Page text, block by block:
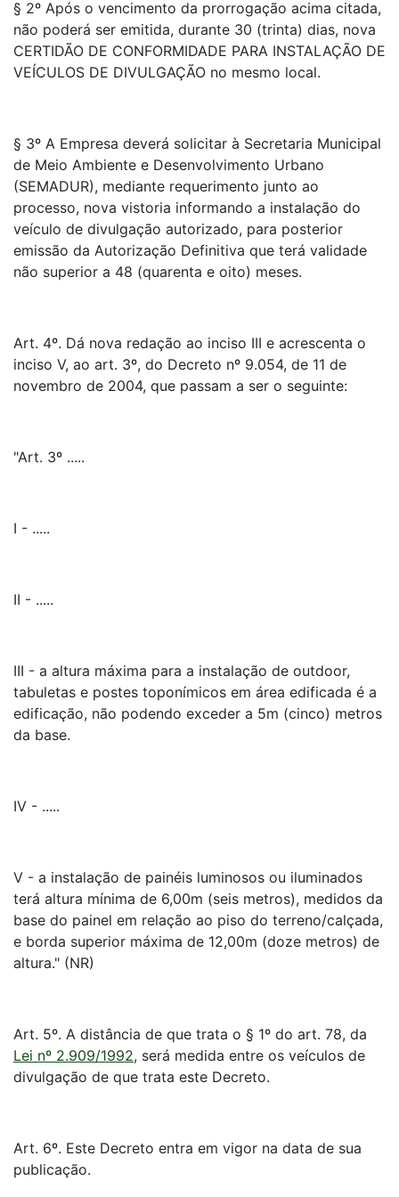
§ 2º Após o vencimento da prorrogação acima citada,
não poderá ser emitida, durante 30 (trinta) dias, nova
CERTIDÃO DE CONFORMIDADE PARA INSTALAÇÃO DE
VEÍCULOS DE DIVULGAÇÃO no mesmo local.
§ 3º A Empresa deverá solicitar à Secretaria Municipal
de Meio Ambiente e Desenvolvimento Urbano
(SEMADUR), mediante requerimento junto ao
processo, nova vistoria informando a instalação do
veículo de divulgação autorizado, para posterior
emissão da Autorização Definitiva que terá validade
não superior a 48 (quarenta e oito) meses.
Art. 4º. Dá nova redação ao inciso III e acrescenta o
inciso V, ao art. 3º, do Decreto nº 9.054, de 11 de
novembro de 2004, que passam a ser o seguinte:
"Art. 3º .....
I - .....
II - .....
III - a altura máxima para a instalação de outdoor,
tabuletas e postes toponímicos em área edificada é a
edificação, não podendo exceder a 5m (cinco) metros
da base.
IV - .....
V - a instalação de painéis luminosos ou iluminados
terá altura mínima de 6,00m (seis metros), medidos da
base do painel em relação ao piso do terreno/calçada,
e borda superior máxima de 12,00m (doze metros) de
altura." (NR)
Art. 5º. A distância de que trata o § 1º do art. 78, da
Lei nº 2.909/1992, será medida entre os veículos de
divulgação de que trata este Decreto.
Art. 6º. Este Decreto entra em vigor na data de sua
publicação.